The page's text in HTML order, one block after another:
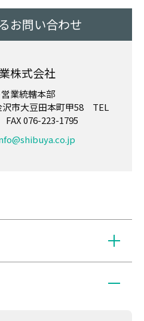
お問い合わせ
株式会社
業統轄本部
市大豆田本町甲58 TEL
076-223-1795